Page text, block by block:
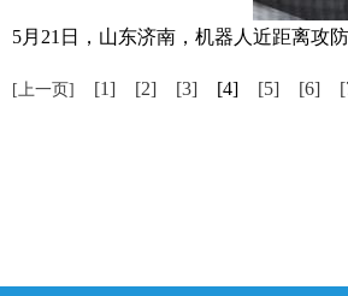
5月21日，山东济南，机器人近距离攻
[上一页] [1] [2] [3] [4] [5] [6]